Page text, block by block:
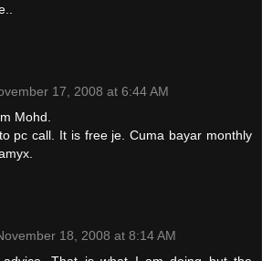
17, 2008 at 6:44 AM
Mohd.
pc call. It is free je. Cuma bayar monthly
18, 2008 at 8:14 AM